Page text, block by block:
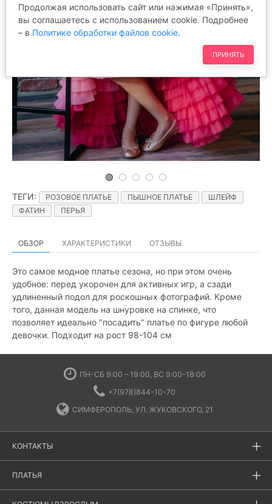
ТЕГИ: РОЗОВОЕ ПЛАТЬЕ ПЫШНОЕ ПЛАТЬЕ
ШЛЕЙФ
ФАТИН
ПЕРЬЯ
ОБЗОР ХАРАКТЕРИСТИКИ ОТЗЫВЫ
Это самое модное платье сезона, но при этом очень
удобное: перед укорочен для активных игр, а сзади
удлиненный подол для роскошных фотографий. Кроме
того, данная модель на шнуровке на спинке, что
позволяет идеально "посадить" платье по фигуре любой
девочки. Подходит на рост 98-104 см
ПН-СБ 9:00 – 19:00, ВС 9:00-18:00
+7(978)844-10-70
СИМФЕРОПОЛЬ, УЛ. ЖУКОВСКОГО, 21
КОНТАКТЫ
ПЛАТЬЯ
Продолжая использовать сайт или нажимая «Принять»,
вы соглашаетесь с использованием cookie. Подробнее
– в Политике обработки файлов cookie.
ПРИНЯТЬ